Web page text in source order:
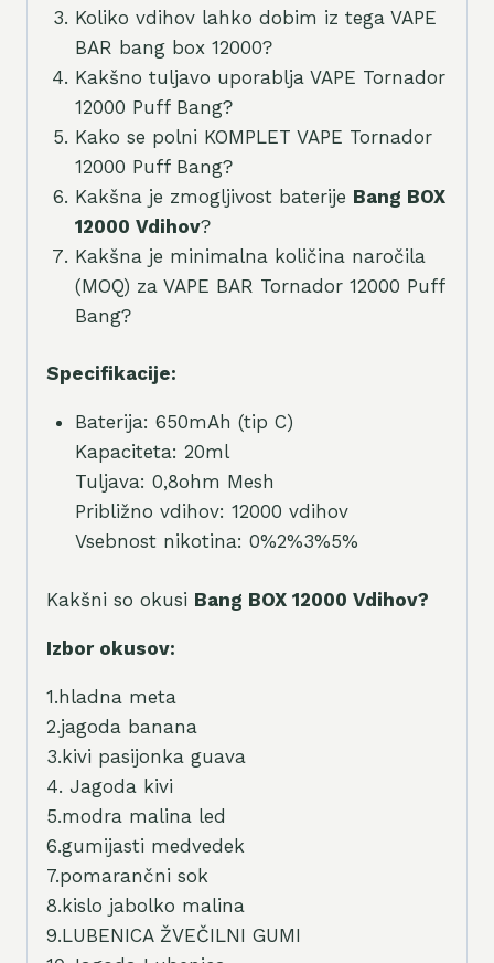
Koliko vdihov lahko dobim iz tega VAPE
BAR bang box 12000?
Kakšno tuljavo uporablja VAPE Tornador
12000 Puff Bang?
Kako se polni KOMPLET VAPE Tornador
12000 Puff Bang?
Kakšna je zmogljivost baterije Bang BOX
12000 Vdihov?
Kakšna je minimalna količina naročila
(MOQ) za VAPE BAR Tornador 12000 Puff
Bang?
Specifikacije:
Baterija: 650mAh (tip C)
Kapaciteta: 20ml
Tuljava: 0,8ohm Mesh
Približno vdihov: 12000 vdihov
Vsebnost nikotina: 0%2%3%5%
Kakšni so okusi Bang BOX 12000 Vdihov?
Izbor okusov:
1.hladna meta
2.jagoda banana
3.kivi pasijonka guava
4. Jagoda kivi
5.modra malina led
6.gumijasti medvedek
7.pomarančni sok
8.kislo jabolko malina
9.LUBENICA ŽVEČILNI GUMI